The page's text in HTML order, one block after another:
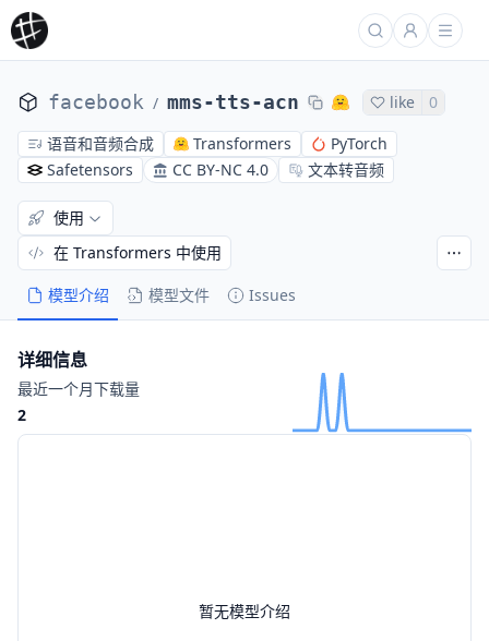
facebook / mms-tts-acn like
0
语音和音频合成
Transformers
PyTorch
Safetensors
CC BY-NC 4.0 文本转音频
模型介绍 模型文件 Issues
使用
在 Transformers 中使用
暂无模型介绍
详细信息
最近一个月下载量
2